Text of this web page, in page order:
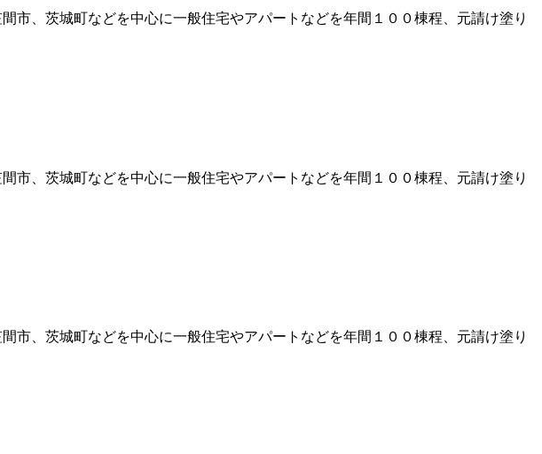
市、茨城町などを中心に一般住宅やアパートなどを年間１００棟程、元請け塗り
市、茨城町などを中心に一般住宅やアパートなどを年間１００棟程、元請け塗り
市、茨城町などを中心に一般住宅やアパートなどを年間１００棟程、元請け塗り